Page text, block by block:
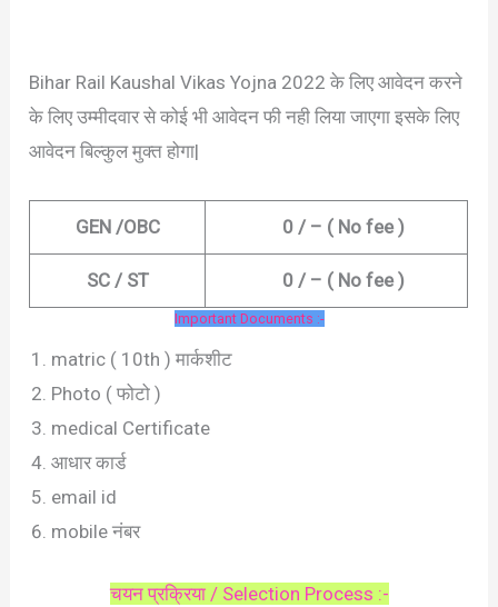
Bihar Rail Kaushal Vikas Yojna 2022 के लिए आवेदन करने
के लिए उम्मीदवार से कोई भी आवेदन फी नही लिया जाएगा इसके लिए
आवेदन बिल्कुल मुक्त होगा|
GEN /OBC 0 / – ( No fee )
SC / ST 0 / – ( No fee )
Important Documents :-
matric ( 10th ) मार्कशीट
Photo ( फोटो )
medical Certificate
आधार कार्ड
email id
mobile नंबर
चयन प्रक्रिया / Selection Process :-